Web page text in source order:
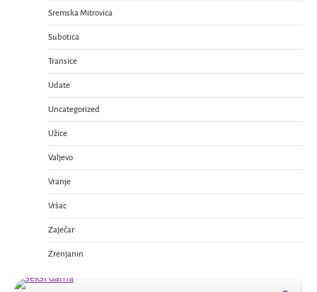
Sremska Mitrovica
Subotica
Transice
Udate
Uncategorized
Užice
Valjevo
Vranje
Vršac
Zaječar
Zrenjanin